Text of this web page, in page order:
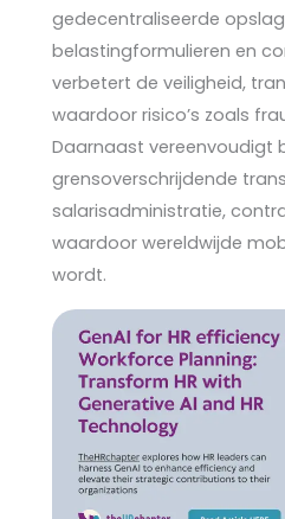
gedecentraliseerde
belastingformulieren en
verbetert de veiligheid,
waardoor risico’s zoals
Daarnaast vereenvoudigt
grensoverschrijdende
salarisadministratie,
waardoor wereldwijde
wordt.